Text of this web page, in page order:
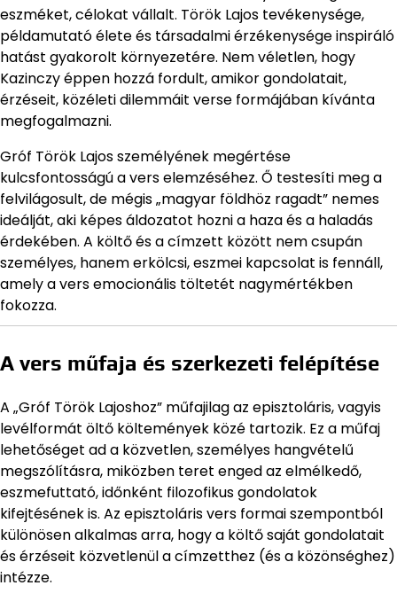
eszméket, célokat vállalt. Török Lajos tevékenysége,
példamutató élete és társadalmi érzékenysége inspiráló
hatást gyakorolt környezetére. Nem véletlen, hogy
Kazinczy éppen hozzá fordult, amikor gondolatait,
érzéseit, közéleti dilemmáit verse formájában kívánta
megfogalmazni.
Gróf Török Lajos személyének megértése
kulcsfontosságú a vers elemzéséhez. Ő testesíti meg a
felvilágosult, de mégis „magyar földhöz ragadt” nemes
ideálját, aki képes áldozatot hozni a haza és a haladás
érdekében. A költő és a címzett között nem csupán
személyes, hanem erkölcsi, eszmei kapcsolat is fennáll,
amely a vers emocionális töltetét nagymértékben
fokozza.
A vers műfaja és szerkezeti felépítése
A „Gróf Török Lajoshoz” műfajilag az episztoláris, vagyis
levélformát öltő költemények közé tartozik. Ez a műfaj
lehetőséget ad a közvetlen, személyes hangvételű
megszólításra, miközben teret enged az elmélkedő,
eszmefuttató, időnként filozofikus gondolatok
kifejtésének is. Az episztoláris vers formai szempontból
különösen alkalmas arra, hogy a költő saját gondolatait
és érzéseit közvetlenül a címzetthez (és a közönséghez)
intézze.